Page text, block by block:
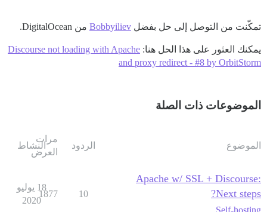
تمكّنت من التوصل إلى حل بفضل Bobbyiliev من DigitalOcean.
يمكنك العثور على هذا الحل هنا: Discourse not loading with Apache
and proxy redirect - #8 by OrbitStorm
الموضوعات ذات الصلة
الموضوع الردود
مرات
العرض
النشاط
Apache w/ SSL + Discourse:
Next steps?
Self-hosting
10
1877
18 يوليو
2020